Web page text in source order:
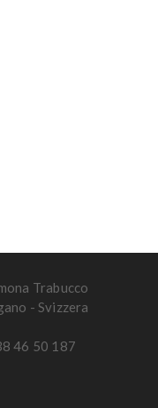
Trabucco
- Svizzera
46 50 187